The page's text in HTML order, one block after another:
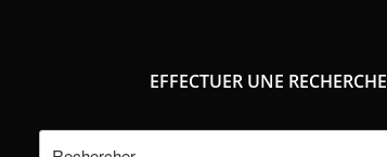
EFFECTUER UNE RECHERCHE